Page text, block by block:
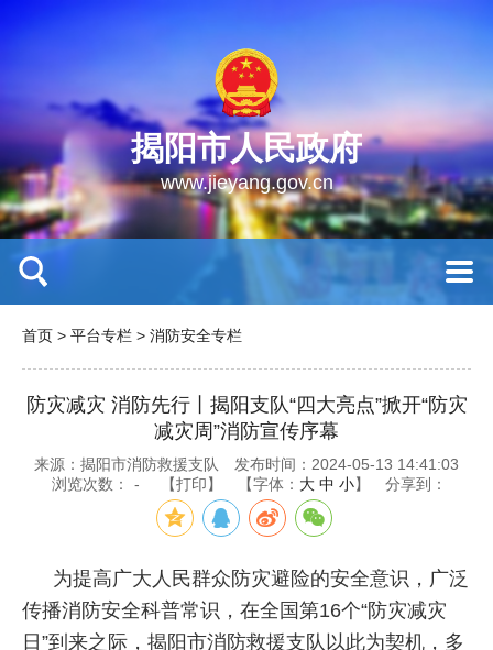
揭阳市人民政府
www.jieyang.gov.cn
首页 > 平台专栏 > 消防安全专栏
防灾减灾 消防先行丨揭阳支队“四大亮点”掀开“防灾
减灾周”消防宣传序幕
来源：揭阳市消防救援支队
发布时间：2024-05-13 14:41:03
浏览次数：
- 【打印】 【字体： 大 中 小】 分享到：
为提高广大人民群众防灾避险的安全意识，广泛
传播消防安全科普常识，在全国第16个“防灾减灾
日”到来之际，揭阳市消防救援支队以此为契机，多